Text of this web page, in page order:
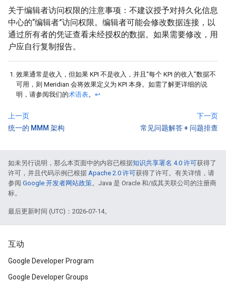
关于编辑者访问权限的注意事项：不建议授予对持久化信息
中心的“编辑者”访问权限。编辑者可能会修改数据连接，以
通过所有者的凭证查看未经授权的数据。如果需要修改，用
户应自行复制报告。
效果通常是收入，但如果 KPI 不是收入，并且“每个 KPI 的收入”数据不
可用，则 Meridian 会将效果定义为 KPI 本身。如需了解更详细的说
明，请参阅我们的术语表。 ↩
上一页
统一的 MMM 架构
下一页
常见问题解答 + 问题排查
如未另行说明，那么本页面中的内容已根据知识共享署名 4.0 许可获得了
许可，并且代码示例已根据 Apache 2.0 许可获得了许可。有关详情，请
参阅 Google 开发者网站政策。Java 是 Oracle 和/或其关联公司的注册商
标。
最后更新时间 (UTC)：2026-07-14。
互动
Google Developer Program
Google Developer Groups